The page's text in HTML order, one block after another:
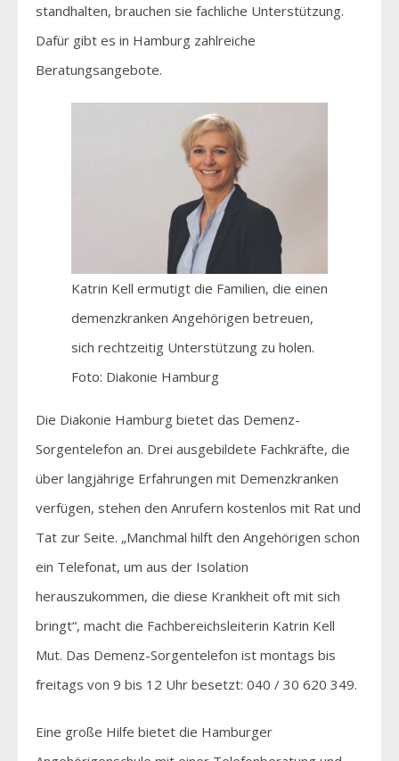
standhalten, brauchen sie fachliche Unterstützung.
Dafür gibt es in Hamburg zahlreiche
Beratungsangebote.
Katrin Kell ermutigt die Familien, die einen
demenzkranken Angehörigen betreuen,
sich rechtzeitig Unterstützung zu holen.
Foto: Diakonie Hamburg
Die Diakonie Hamburg bietet das Demenz-
Sorgentelefon an. Drei ausgebildete Fachkräfte, die
über langjährige Erfahrungen mit Demenzkranken
verfügen, stehen den Anrufern kostenlos mit Rat und
Tat zur Seite. „Manchmal hilft den Angehörigen schon
ein Telefonat, um aus der Isolation
herauszukommen, die diese Krankheit oft mit sich
bringt“, macht die Fachbereichsleiterin Katrin Kell
Mut. Das Demenz-Sorgentelefon ist montags bis
freitags von 9 bis 12 Uhr besetzt: 040 / 30 620 349.
Eine große Hilfe bietet die Hamburger